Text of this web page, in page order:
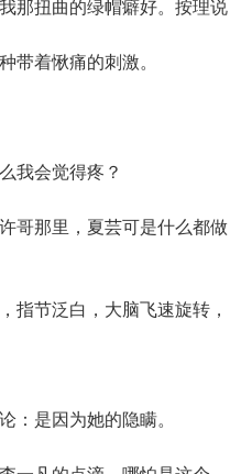
那扭曲的绿帽癖好。按理说
带着愀痛的刺激。
会觉得疼？
那里，夏芸可是什么都做
节泛白，大脑飞速旋转，
是因为她的隐瞒。